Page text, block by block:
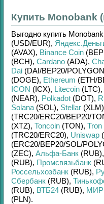
Купить Monobank
Выгодно купить
(USD/EUR),
(AVAX), Binance Coin
(BCH), Cardano (ADA),
Dai (DAI/BEP20/
(DOGE), Ethereum (ETH/
ICON (ICX), Litecoin (LTC),
(NEAR), Polkadot (DOT),
Solana (SOL), Stellar (XLM)
(TRC20/ERC20/BEP20/
(XTZ), Toncoin (TON), Tron
(TRC20/ERC20), Uniswap
(ERC20/BEP20/SOL/
(ZEC), Альфа-Банк (RUB),
(RUB), Промсвязьбанк
Россельхозбанк (RUB),
Сбербанк (RUB),
(RUB), ВТБ24 (RUB), МИР
(PLN).